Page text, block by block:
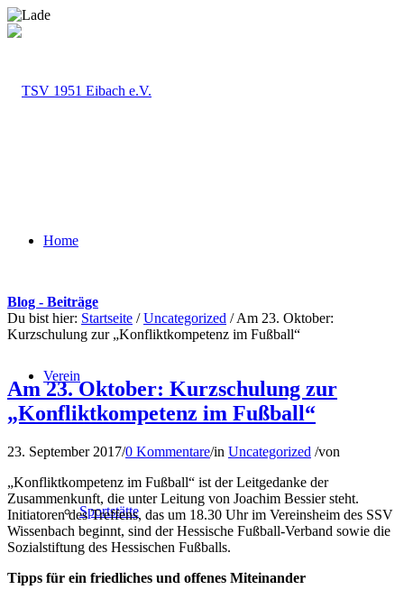
Home
Verein
Sportstätte
Blog - Beiträge
Du bist hier: Startseite / Uncategorized / Am 23. Oktober:
Kurzschulung zur „Konfliktkompetenz im Fußball“
Am 23. Oktober: Kurzschulung zur
„Konfliktkompetenz im Fußball“
23. September 2017/0 Kommentare/in Uncategorized /von
„Konfliktkompetenz im Fußball“ ist der Leitgedanke der
Zusammenkunft, die unter Leitung von Joachim Bessier steht.
Initiatoren des Treffens, das um 18.30 Uhr im Vereinsheim des SSV
Wissenbach beginnt, sind der Hessische Fußball-Verband sowie die
Sozialstiftung des Hessischen Fußballs.
Tipps für ein friedliches und offenes Miteinander